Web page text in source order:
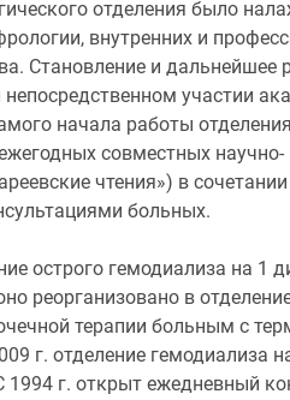
отделения было
внутренних и
Становление и дальнейшее
участии
начала работы
совместных научно-
чтения») в
больных.
острого гемодиализа на 1
реорганизовано в
терапии больным с
г. отделение гемодиализа
1994 г. открыт ежедневный